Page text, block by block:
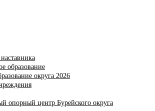
образование
округа 2026
опорный центр Бурейского округа